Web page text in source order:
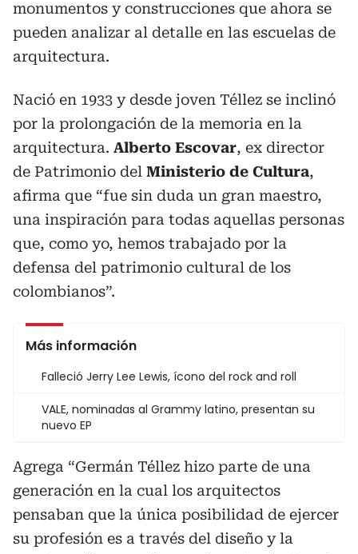
monumentos y construcciones que ahora se
pueden analizar al detalle en las escuelas de
arquitectura.
Nació en 1933 y desde joven Téllez se inclinó
por la prolongación de la memoria en la
arquitectura. Alberto Escovar, ex director
de Patrimonio del Ministerio de Cultura,
afirma que “fue sin duda un gran maestro,
una inspiración para todas aquellas personas
que, como yo, hemos trabajado por la
defensa del patrimonio cultural de los
colombianos”.
Más información
Falleció Jerry Lee Lewis, ícono del rock and roll
VALE, nominadas al Grammy latino, presentan su
nuevo EP
Agrega “Germán Téllez hizo parte de una
generación en la cual los arquitectos
pensaban que la única posibilidad de ejercer
su profesión es a través del diseño y la